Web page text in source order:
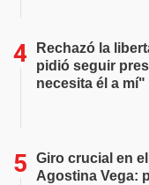
Rechazó la
pidió seguir
necesita él a mí"
Giro crucial en
Agostina Vega: